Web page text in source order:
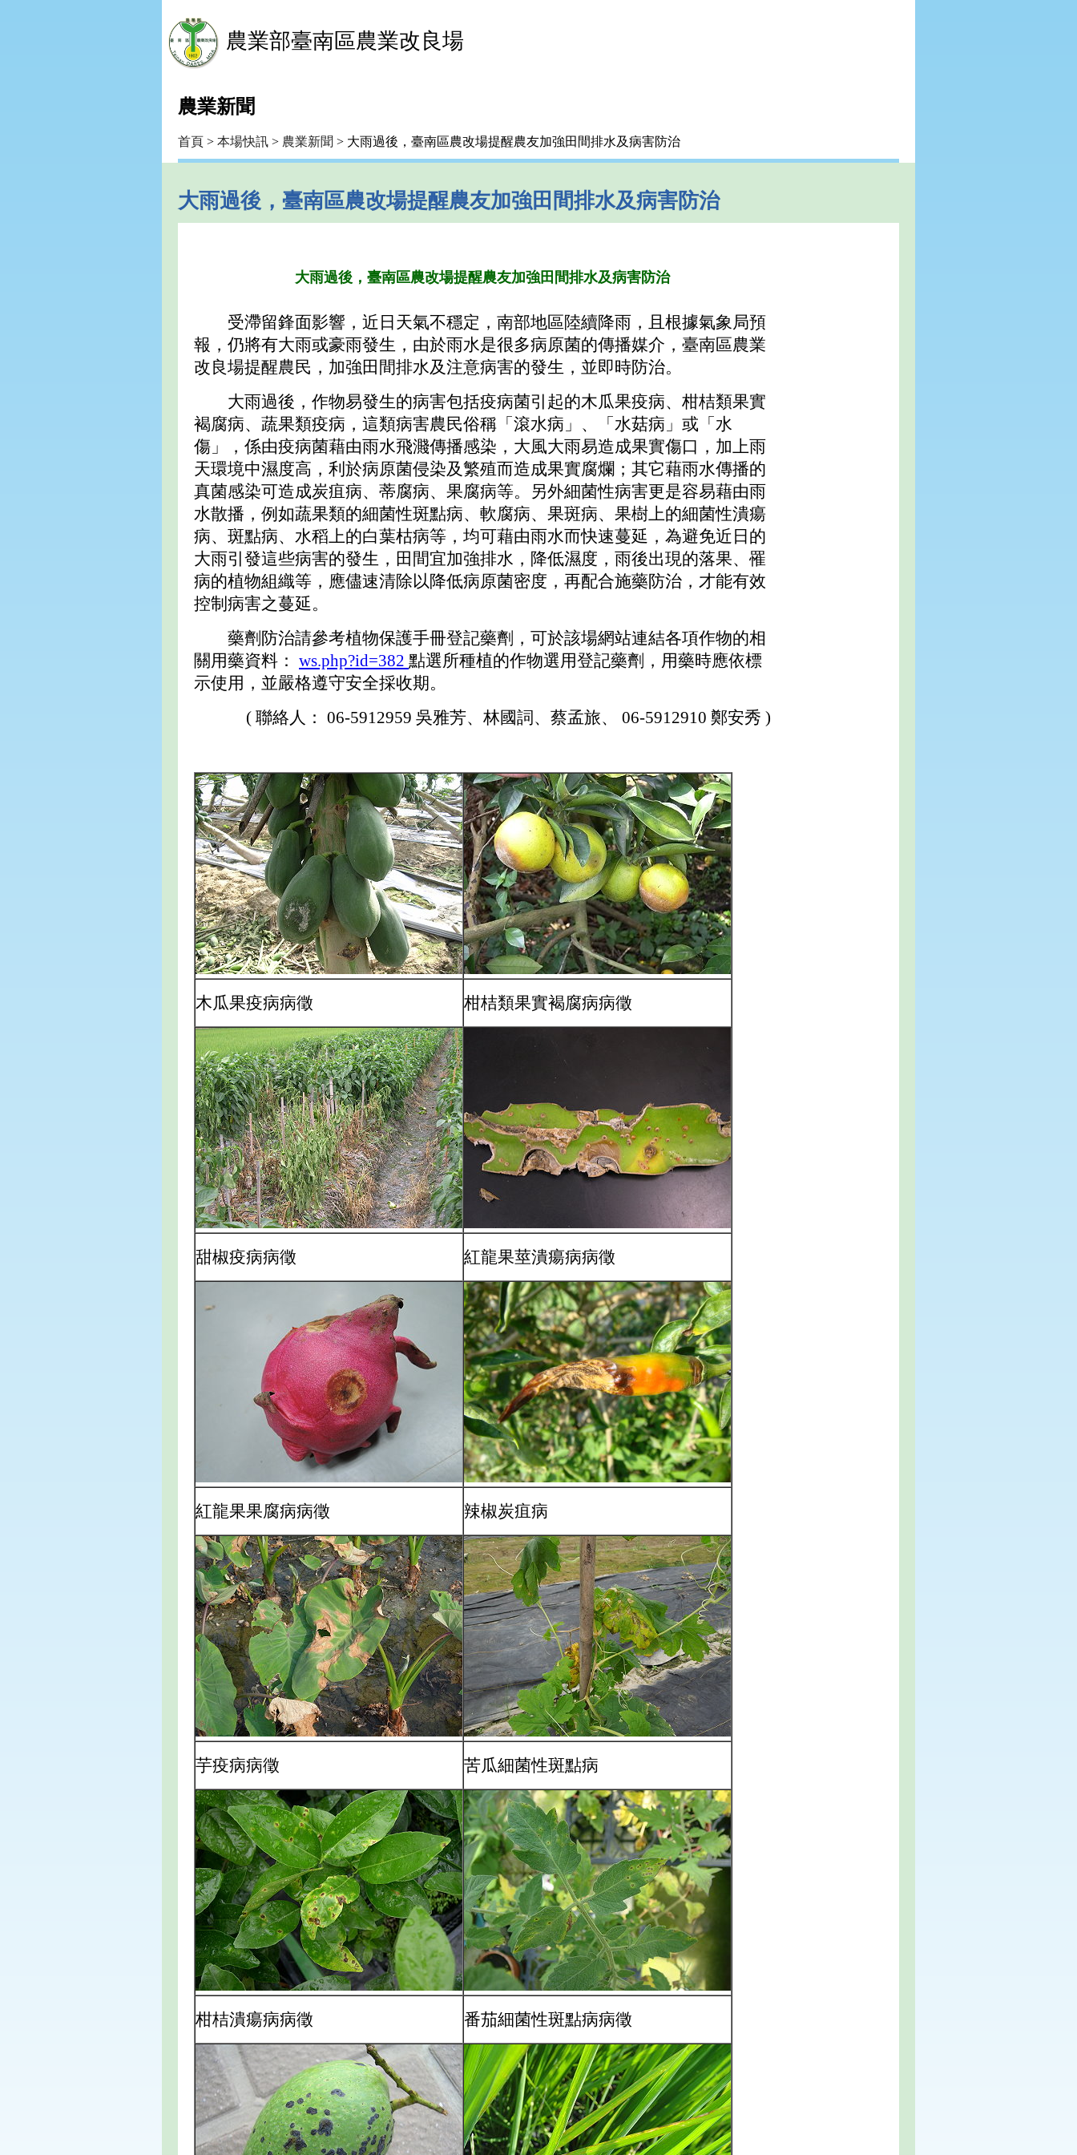
農業部臺南區農業改良場
農業新聞
首頁 > 本場快訊 > 農業新聞 > 大雨過後，臺南區農改場提醒農友加強田間排水及病害防治
大雨過後，臺南區農改場提醒農友加強田間排水及病害防治
大雨過後，臺南區農改場提醒農友加強田間排水及病害防治
受滯留鋒面影響，近日天氣不穩定，南部地區陸續降雨，且根據氣象局預
報，仍將有大雨或豪雨發生，由於雨水是很多病原菌的傳播媒介，臺南區農業
改良場提醒農民，加強田間排水及注意病害的發生，並即時防治。
大雨過後，作物易發生的病害包括疫病菌引起的木瓜果疫病、柑桔類果實
褐腐病、蔬果類疫病，這類病害農民俗稱「滾水病」、「水菇病」或「水
傷」，係由疫病菌藉由雨水飛濺傳播感染，大風大雨易造成果實傷口，加上雨
天環境中濕度高，利於病原菌侵染及繁殖而造成果實腐爛；其它藉雨水傳播的
真菌感染可造成炭疽病、蒂腐病、果腐病等。另外細菌性病害更是容易藉由雨
水散播，例如蔬果類的細菌性斑點病、軟腐病、果斑病、果樹上的細菌性潰瘍
病、斑點病、水稻上的白葉枯病等，均可藉由雨水而快速蔓延，為避免近日的
大雨引發這些病害的發生，田間宜加強排水，降低濕度，雨後出現的落果、罹
病的植物組織等，應儘速清除以降低病原菌密度，再配合施藥防治，才能有效
控制病害之蔓延。
藥劑防治請參考植物保護手冊登記藥劑，可於該場網站連結各項作物的相
關用藥資料： ws.php?id=382 點選所種植的作物選用登記藥劑，用藥時應依標
示使用，並嚴格遵守安全採收期。
( 聯絡人： 06-5912959 吳雅芳、林國詞、蔡孟旅、 06-5912910 鄭安秀 )
木瓜果疫病病徵 柑桔類果實褐腐病病徵
甜椒疫病病徵 紅龍果莖潰瘍病病徵
紅龍果果腐病病徵 辣椒炭疽病
芋疫病病徵 苦瓜細菌性斑點病
柑桔潰瘍病病徵 番茄細菌性斑點病病徵